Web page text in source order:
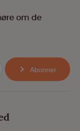
om de
Abonner